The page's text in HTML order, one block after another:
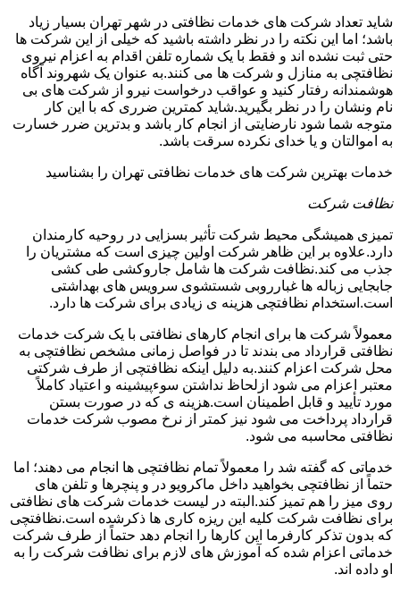
شاید تعداد شرکت های خدمات نظافتی در شهر تهران بسیار زیاد
باشد؛ اما این نکته را در نظر داشته باشید که خیلی از این شرکت ها
حتی ثبت نشده اند و فقط با یک شماره تلفن اقدام به اعزام نیروی
نظافتچی به منازل و شرکت ها می کنند.به عنوان یک شهروند آگاه
هوشمندانه رفتار کنید و عواقب درخواست نیرو از شرکت های بی
نام ونشان را در نظر بگیرید.شاید کمترین ضرری که با این کار
متوجه شما شود نارضایتی از انجام کار باشد و بدترین ضرر خسارت
به اموالتان و یا خدای نکرده سرقت باشد.
خدمات بهترین شرکت های خدمات نظافتی تهران را بشناسید
نظافت شرکت
تمیزی همیشگی محیط شرکت تأثیر بسزایی در روحیه کارمندان
دارد.علاوه بر این ظاهر شرکت اولین چیزی است که مشتریان را
جذب می کند.نظافت شرکت ها شامل جاروکشی طی کشی
جابجایی زباله ها غبارروبی شستشوی سرویس های بهداشتی
است.استخدام نظافتچی هزینه ی زیادی برای شرکت ها دارد.
معمولاً شرکت ها برای انجام کارهای نظافتی با یک شرکت خدمات
نظافتی قرارداد می بندند تا در فواصل زمانی مشخص نظافتچی به
محل شرکت اعزام کنند.به دلیل اینکه نظافتچی از طرف شرکتی
معتبر اعزام می شود ازلحاظ نداشتن سوءپیشینه و اعتیاد کاملاً
مورد تأیید و قابل اطمینان است.هزینه ی که در صورت بستن
قرارداد پرداخت می شود نیز کمتر از نرخ مصوب شرکت خدمات
نظافتی محاسبه می شود.
خدماتی که گفته شد را معمولاً تمام نظافتچی ها انجام می دهند؛ اما
حتماً از نظافتچی بخواهید داخل ماکرویو در و پنچرها و تلفن های
روی میز را هم تمیز کند.البته در لیست خدمات شرکت های نظافتی
برای نظافت شرکت کلیه این ریزه کاری ها ذکرشده است.نظافتچی
که بدون تذکر کارفرما این کارها را انجام دهد حتماً از طرف شرکت
خدماتی اعزام شده که آموزش های لازم برای نظافت شرکت را به
او داده اند.